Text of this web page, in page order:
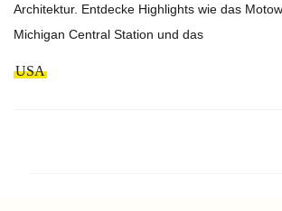
Architektur. Entdecke Highlights wie das
Michigan Central Station und das
USA